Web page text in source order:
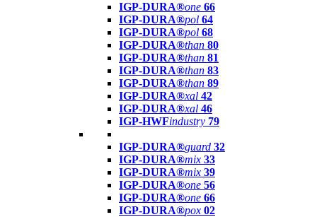
IGP-DURA®one 66
IGP-DURA®pol 64
IGP-DURA®pol 68
IGP-DURA®than 80
IGP-DURA®than 81
IGP-DURA®than 83
IGP-DURA®than 89
IGP-DURA®xal 42
IGP-DURA®xal 46
IGP-HWFindustry 79
IGP-DURA®guard 32
IGP-DURA®mix 33
IGP-DURA®mix 39
IGP-DURA®one 56
IGP-DURA®one 66
IGP-DURA®pox 02